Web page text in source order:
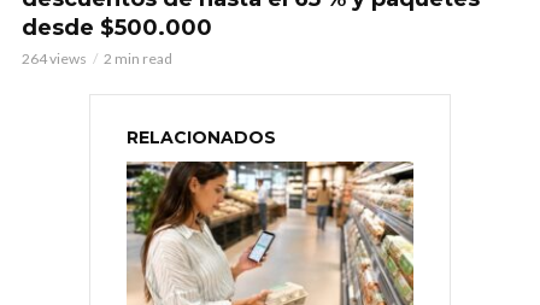
desde $500.000
264 views 2 min read
RELACIONADOS